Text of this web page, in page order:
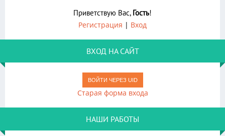
Приветствую Вас, Гость!
Регистрация | Вход
ВХОД НА САЙТ
ВОЙТИ ЧЕРЕЗ UID
Старая форма входа
НАШИ РАБОТЫ